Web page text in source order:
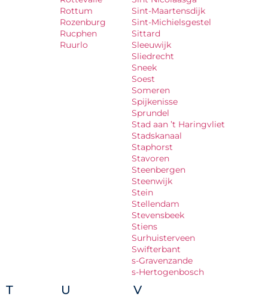
Rottum
Rozenburg
Rucphen
Ruurlo
Sint-Maartensdijk
Sint-Michielsgestel
Sittard
Sleeuwijk
Sliedrecht
Sneek
Soest
Someren
Spijkenisse
Sprundel
Stad aan ’t Haringvliet
Stadskanaal
Staphorst
Stavoren
Steenbergen
Steenwijk
Stein
Stellendam
Stevensbeek
Stiens
Surhuisterveen
Swifterbant
s-Gravenzande
s-Hertogenbosch
T U V